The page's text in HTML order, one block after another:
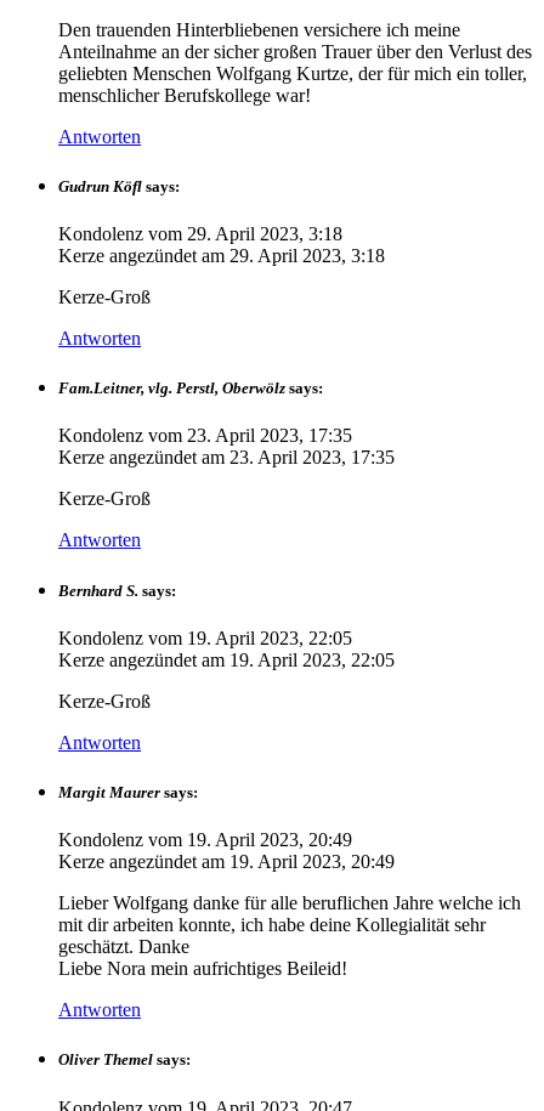
Den trauenden Hinterbliebenen versichere ich meine
Anteilnahme an der sicher großen Trauer über den Verlust des
geliebten Menschen Wolfgang Kurtze, der für mich ein toller,
menschlicher Berufskollege war!
Antworten
Gudrun Köfl says:
Kondolenz vom 29. April 2023, 3:18
Kerze angezündet am 29. April 2023, 3:18
Kerze-Groß
Antworten
Fam.Leitner, vlg. Perstl, Oberwölz says:
Kondolenz vom 23. April 2023, 17:35
Kerze angezündet am 23. April 2023, 17:35
Kerze-Groß
Antworten
Bernhard S. says:
Kondolenz vom 19. April 2023, 22:05
Kerze angezündet am 19. April 2023, 22:05
Kerze-Groß
Antworten
Margit Maurer says:
Kondolenz vom 19. April 2023, 20:49
Kerze angezündet am 19. April 2023, 20:49
Lieber Wolfgang danke für alle beruflichen Jahre welche ich
mit dir arbeiten konnte, ich habe deine Kollegialität sehr
geschätzt. Danke
Liebe Nora mein aufrichtiges Beileid!
Antworten
Oliver Themel says: